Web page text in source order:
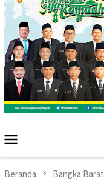
Mobile
Beranda Bangka Barat